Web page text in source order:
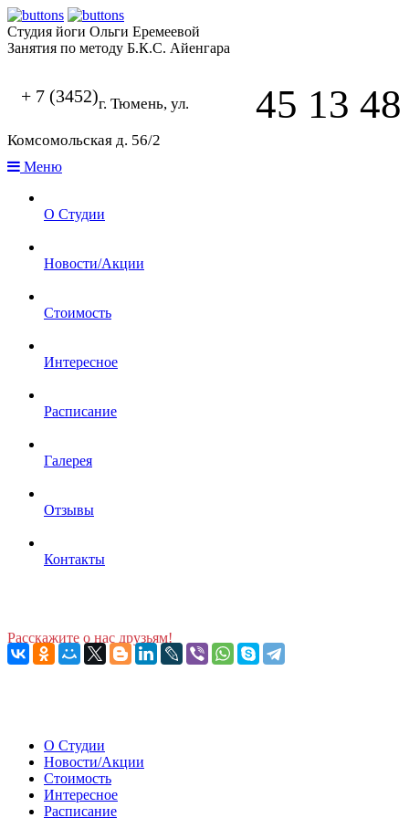
Студия йоги Ольги Еремеевой
Занятия по методу Б.К.С. Айенгара
+ 7 (3452) 45 13 48
г. Тюмень, ул.
Комсомольская д. 56/2
Меню
О Студии
Новости/Акции
Стоимость
Интересное
Расписание
Галерея
Отзывы
Контакты
Расскажите о нас друзьям!
О Студии
Новости/Акции
Стоимость
Интересное
Расписание